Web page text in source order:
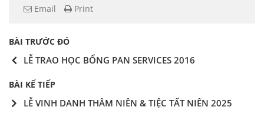
Email Print
BÀI TRƯỚC ĐÓ
LỄ TRAO HỌC BỔNG PAN SERVICES 2016
BÀI KẾ TIẾP
LỄ VINH DANH THÂM NIÊN & TIỆC TẤT NIÊN 2025